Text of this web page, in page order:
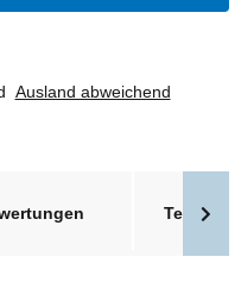
Ausland abweichend